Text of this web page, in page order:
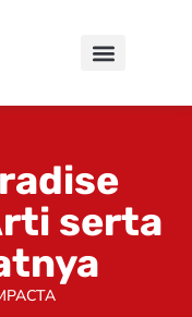
serta